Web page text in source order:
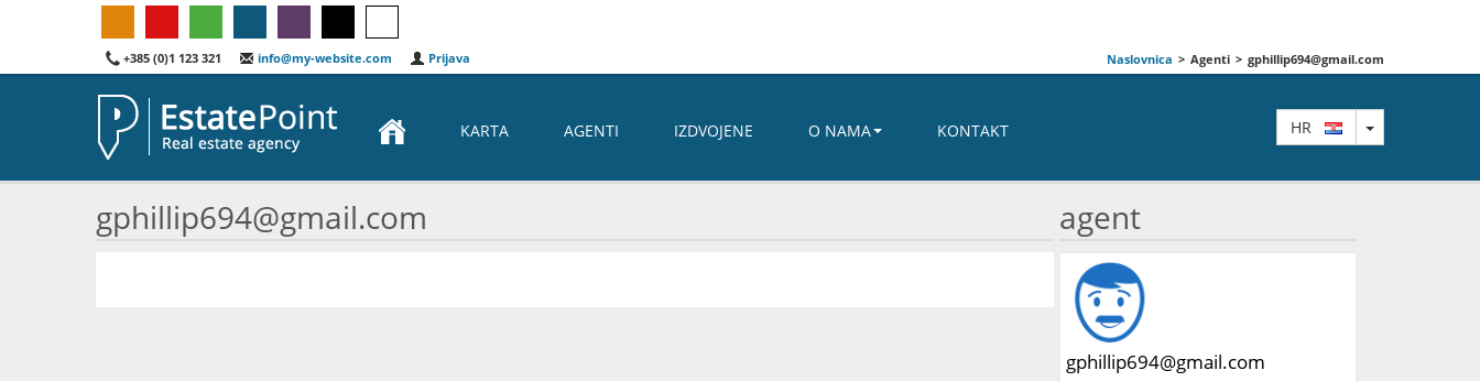
+385 (0)1 123 321 info@my-website.com Prijava Naslovnica > Agenti > gphillip694@gmail.com
HR TOGGLE
KARTA AGENTI IZDVOJENE O NAMA KONTAKT
gphillip694@gmail.com agent
gphillip694@gmail.com